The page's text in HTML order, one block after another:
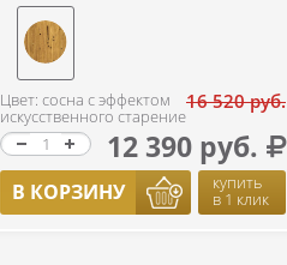
Цвет: сосна с эффектом
искусственного старение
16 520 руб.
12 390 руб.
В КОРЗИНУ купить
в 1 клик